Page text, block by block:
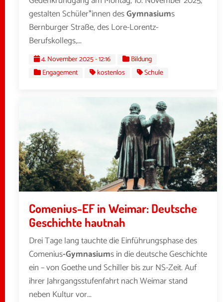
gestalten Schüler*innen desGymnasiums
Bernburger Straße, des Lore-Lorentz-
Berufskollegs,...
4. November 2025 - 12:16
Bildung
Engagement
kostenlos Schule
Comenius-EF in Weimar: Deutsche
Geschichte hautnah
Drei Tage lang tauchte die Einführungsphase des
Comenius-Gymnasiums in die deutsche Geschichte
ein – von Goethe und Schiller bis zur NS-Zeit. Auf
ihrer Jahrgangsstufenfahrt nach Weimar stand
neben Kultur vor...